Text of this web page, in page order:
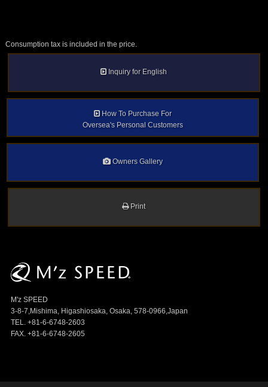
Consumption tax is included in the price.
Inquiry for English
How To Purchase For
Oversea's Personal Customers
Owners Gallery
Print
M'z SPEED
3-8-7,Mishima, Higashiosaka, Osaka, 578-0966,Japan
TEL. +81-6-6748-2603
FAX. +81-6-6748-2605